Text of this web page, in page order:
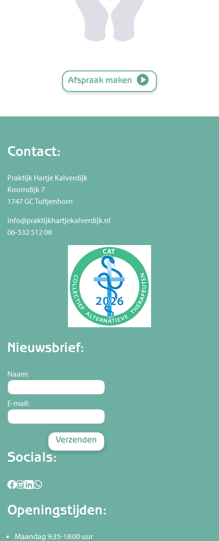
Afspraak maken
Contact:
Praktijk Hartje Kalverdijk
Koorndijk 7
1747 GC Tuitjenhorn
info@praktijkhartjekalverdijk.nl
06-532 512 08
Nieuwsbrief:
Naam:
E-mail:
Socials:
Openingstijden:
Maandag 9:35-18:00 uur